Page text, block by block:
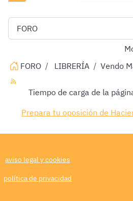
FORO
LIBRERÍA Vendo
Tiempo de carga de la
Prepara tu oposición de
aviso legal y cookies
política de privacidad